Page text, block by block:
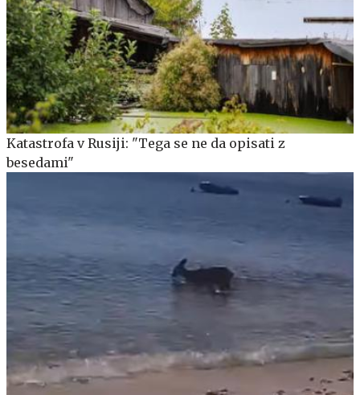
Katastrofa v Rusiji: "Tega se ne da opisati z
besedami"